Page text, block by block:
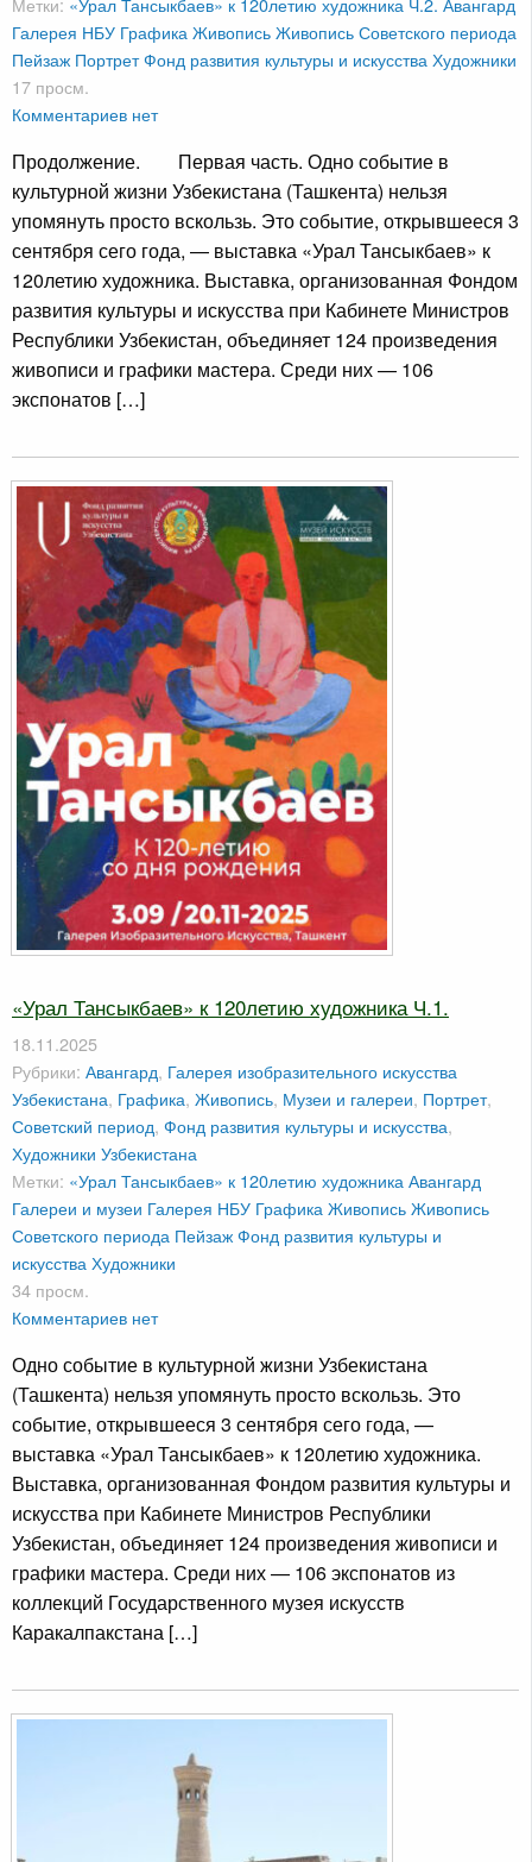
Галерея НБУ Графика ЖивописьЖивопись Советского периода
Пейзаж ПортретФонд развития культуры и искусства Художники
17 просм.
Комментариев нет
Продолжение. Первая часть. Одно событие в
культурной жизни Узбекистана (Ташкента) нельзя
упомянуть просто вскользь. Это событие, открывшееся 3
сентября сего года, — выставка «Урал Тансыкбаев» к
120летию художника. Выставка, организованная Фондом
развития культуры и искусства при Кабинете Министров
Республики Узбекистан, объединяет 124 произведения
живописи и графики мастера. Среди них — 106
экспонатов […]
«Урал Тансыкбаев» к 120летию художника Ч.1.
18.11.2025
Рубрики: Авангард, Галерея изобразительного искусства
Узбекистана, Графика, Живопись, Музеи и галереи, Портрет,
Советский период, Фонд развития культуры и искусства,
Художники Узбекистана
Метки: «Урал Тансыкбаев» к 120летию художника Авангард
Галереи и музеи Галерея НБУ Графика ЖивописьЖивопись
Советского периода ПейзажФонд развития культуры и
искусства Художники
34 просм.
Комментариев нет
Одно событие в культурной жизни Узбекистана
(Ташкента) нельзя упомянуть просто вскользь. Это
событие, открывшееся 3 сентября сего года, —
выставка «Урал Тансыкбаев» к 120летию художника.
Выставка, организованная Фондом развития культуры и
искусства при Кабинете Министров Республики
Узбекистан, объединяет 124 произведения живописи и
графики мастера. Среди них — 106 экспонатов из
коллекций Государственного музея искусств
Каракалпакстана […]